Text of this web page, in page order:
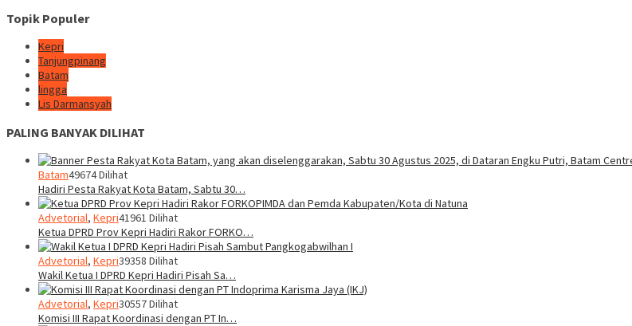
Topik Populer
Kepri
Tanjungpinang
Batam
lingga
Lis Darmansyah
PALING BANYAK DILIHAT
Batam49674 Dilihat
Hadiri Pesta Rakyat Kota Batam, Sabtu 30…
Advetorial, Kepri41961 Dilihat
Ketua DPRD Prov Kepri Hadiri Rakor FORKO…
Advetorial, Kepri39358 Dilihat
Wakil Ketua I DPRD Kepri Hadiri Pisah Sa…
Advetorial, Kepri30557 Dilihat
Komisi III Rapat Koordinasi dengan PT In…